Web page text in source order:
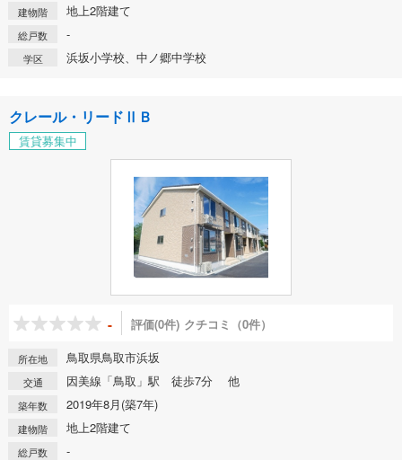
建物階 地上2階建て
総戸数 -
学区 浜坂小学校、中ノ郷中学校
クレール・リードⅡＢ
賃貸募集中
- 評価(0件) クチコミ（0件）
所在地 鳥取県鳥取市浜坂
交通 因美線「鳥取」駅 徒歩7分 他
築年数 2019年8月(築7年)
建物階 地上2階建て
総戸数 -